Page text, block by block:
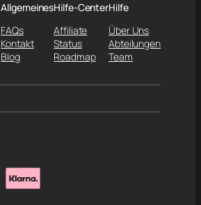
Allgemeines
FAQs
Kontakt
Blog
Hilfe-Center
Affiliate
Status
Roadmap
Hilfe
Über Uns
Abteilungen
Team